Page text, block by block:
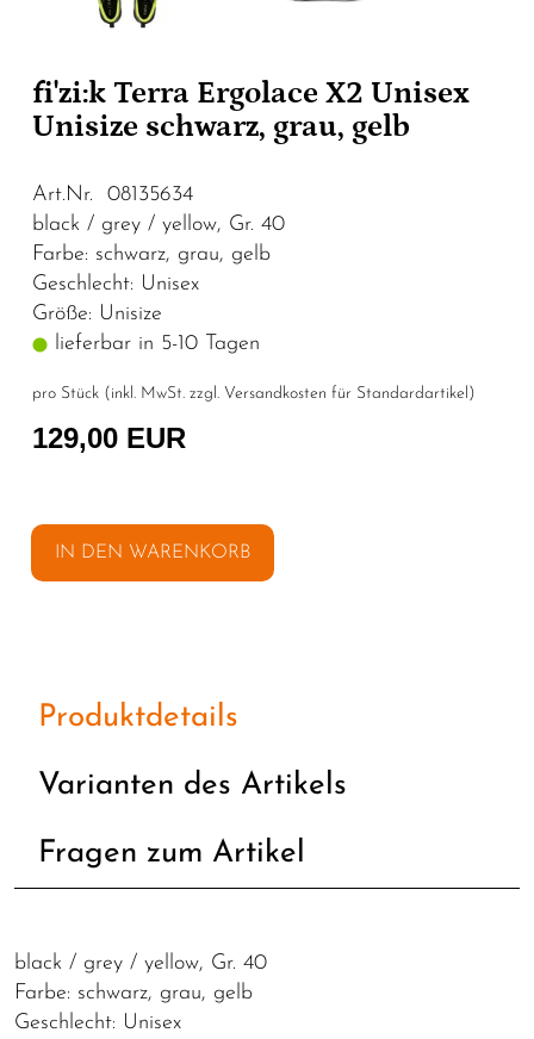
fi'zi:k Terra Ergolace X2 Unisex
Unisize schwarz, grau, gelb
Art.Nr. 08135634
black / grey / yellow, Gr. 40
Farbe: schwarz, grau, gelb
Geschlecht: Unisex
Größe: Unisize
lieferbar in 5-10 Tagen
pro Stück (inkl. MwSt. zzgl. Versandkosten für Standardartikel )
129,00 EUR
IN DEN WARENKORB
Produktdetails
Varianten des Artikels
Fragen zum Artikel
black / grey / yellow, Gr. 40
Farbe: schwarz, grau, gelb
Geschlecht: Unisex